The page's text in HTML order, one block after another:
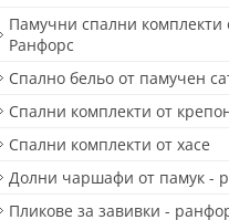
Памучни спални комплекти
Ранфорс
Спално бельо от памучен
Спални комплекти от
Спални комплекти от хасе
Долни чаршафи от памук -
Пликове за завивки -